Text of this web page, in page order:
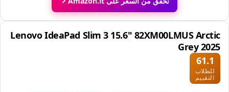
Lenovo IdeaPad Slim 3 15.6" 82XM00LMUS Arctic
Grey 2025
61.1
للطلاب
التقييم